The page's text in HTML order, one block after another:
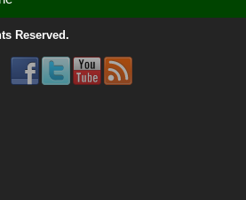
Reserved.